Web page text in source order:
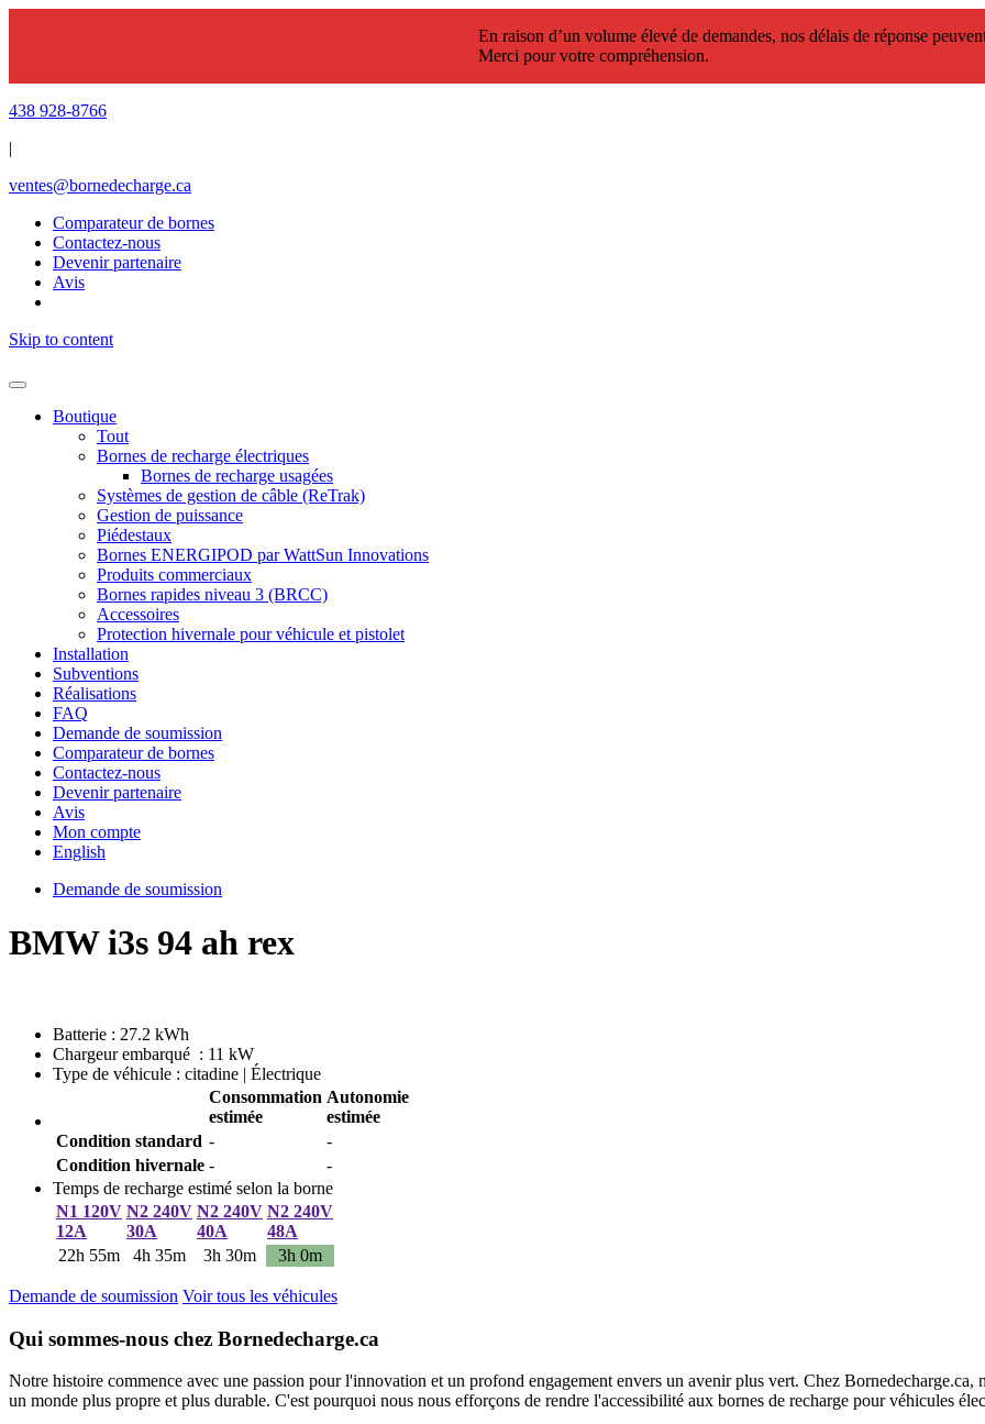
En raison d’un volume élevé de demandes, nos délais de réponse
Merci pour votre compréhension.
438 928-8766
|
ventes@bornedecharge.ca
Comparateur de bornes
Contactez-nous
Devenir partenaire
Avis
Skip to content
Boutique
Tout
Bornes de recharge électriques
Bornes de recharge usagées
Systèmes de gestion de câble (ReTrak)
Gestion de puissance
Piédestaux
Bornes ENERGIPOD par WattSun Innovations
Produits commerciaux
Bornes rapides niveau 3 (BRCC)
Accessoires
Protection hivernale pour véhicule et pistolet
Installation
Subventions
Réalisations
FAQ
Demande de soumission
Comparateur de bornes
Contactez-nous
Devenir partenaire
Avis
Mon compte
English
Demande de soumission
BMW i3s 94 ah rex
Batterie : 27.2 kWh
Chargeur embarqué : 11 kW
Type de véhicule : citadine | Électrique
Consommation
estimée
Autonomie
estimée
Condition standard -
-
Condition hivernale -
-
Temps de recharge estimé selon la borne
N1 120V
12A
N2 240V
30A
N2 240V
40A
N2 240V
48A
22h 55m
4h 35m 3h 30m 3h 0m
Demande de soumission Voir tous les véhicules
Qui sommes-nous chez Bornedecharge.ca
Notre histoire commence avec une passion pour l'innovation et un profond engagement envers un avenir plus vert. Chez
un monde plus propre et plus durable. C'est pourquoi nous nous efforçons de rendre l'accessibilité aux bornes de recharge pour véhicules